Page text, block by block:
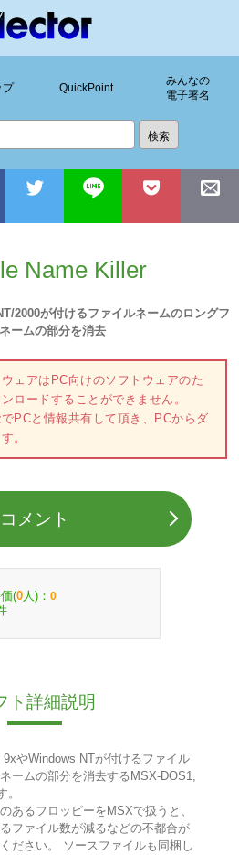
プ QuickPoint
みんなの
電子署名
Name Killer
2000が付けるファイルネームのロングフ
ームの部分を消去
ェアはPC向けのソフトウェアのた
ロードすることができません。
PCと情報共有して頂き、PCからダ
。
コメント
(0 人)： 0
ト詳細説明
やWindows NTが付けるファイル
ームの部分を消去するMSX-DOS1,
あるフロッピーをMSXで扱うと、
ファイル数が減るなどの不都合が
ださい。 ソースファイルも同梱し